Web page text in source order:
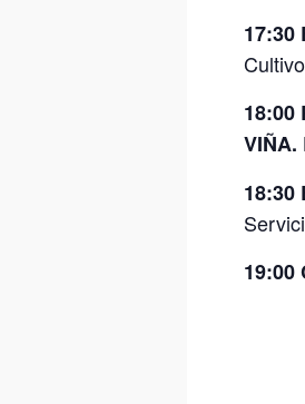
17:30
18:00
VIÑA.
18:30
19:00